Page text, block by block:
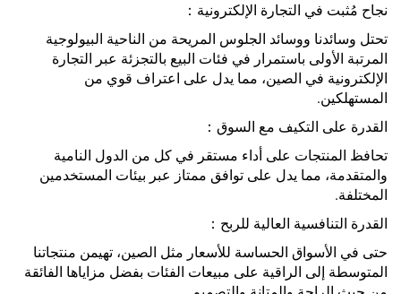
نجاح مُثبت في التجارة الإلكترونية：
تحتل وسائدنا ووسائد الجلوس المريحة من الناحية البيولوجية
المرتبة الأولى باستمرار في فئات البيع بالتجزئة عبر التجارة
الإلكترونية في الصين، مما يدل على اعتراف قوي من
المستهلكين.
القدرة على التكيف مع السوق：
تحافظ المنتجات على أداء مستقر في كل من الدول النامية
والمتقدمة، مما يدل على توافق ممتاز عبر بيئات المستخدمين
المختلفة.
القدرة التنافسية العالية للربح：
حتى في الأسواق الحساسة للأسعار مثل الصين، تهيمن منتجاتنا
المتوسطة إلى الراقية على مبيعات الفئات بفضل مزاياها الفائقة